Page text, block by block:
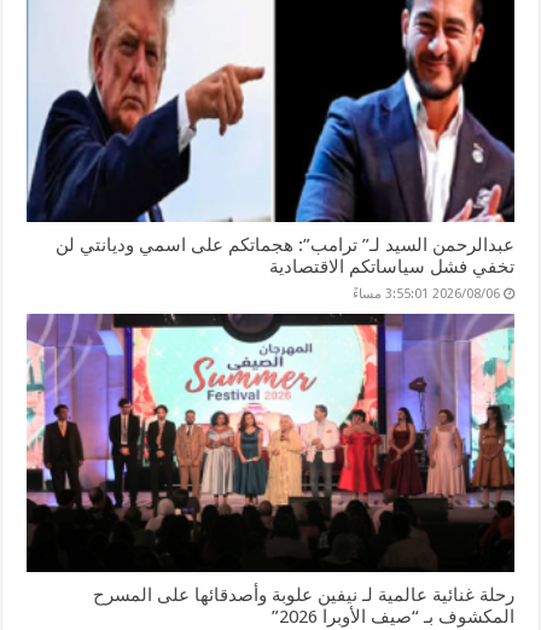
عبدالرحمن السيد لـ” ترامب”: هجماتكم على اسمي وديانتي لن
تخفي فشل سياساتكم الاقتصادية
2026/08/06 3:55:01 مساءً
رحلة غنائية عالمية لـ نيفين علوبة وأصدقائها على المسرح
المكشوف بـ “صيف الأوبرا 2026”